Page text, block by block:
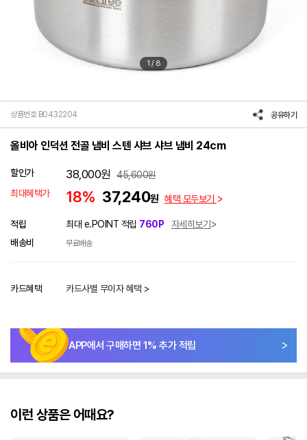
1 / 8
상품번호 B0432204 공유하기
올비아 인덕션 전골 냄비 스텐 샤브 샤브 냄비 24cm
할인가 38,000원 45,600원
최대혜택가
18% 37,240원 혜택 모두보기
적립 최대 e.POINT 적립 760P
자세히보기
배송비
무료배송
카드혜택 카드사별 무이자 혜택 >
APP에서 구매하면 1% 추가 적립
이런 상품은 어때요?